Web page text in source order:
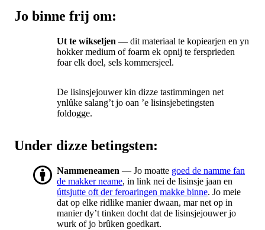
Jo binne frij om:
Ut te wikseljen — dit materiaal te kopiearjen en yn
hokker medium of foarm ek opnij te fersprieden
foar elk doel, sels kommersjeel.
De lisinsjejouwer kin dizze tastimmingen net
ynlûke salang’t jo oan ’e lisinsjebetingsten
foldogge.
Under dizze betingsten:
Nammeneamen — Jo moatte goed de namme fan
de makker neame, in link nei de lisinsje jaan en
úttsjutte oft der feroaringen makke binne. Jo meie
dat op elke ridlike manier dwaan, mar net op in
manier dy’t tinken docht dat de lisinsjejouwer jo
wurk of jo brûken goedkart.